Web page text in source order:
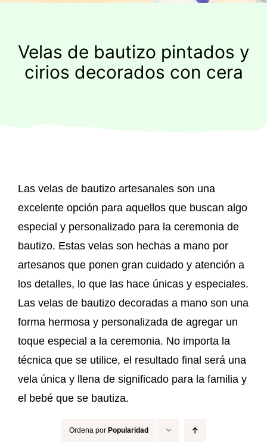
Velas Bodas
Contacto
Velas de bautizo pintados y
cirios decorados con cera
Las velas de bautizo artesanales son una
excelente opción para aquellos que buscan algo
especial y personalizado para la ceremonia de
bautizo. Estas velas son hechas a mano por
artesanos que ponen gran cuidado y atención a
los detalles, lo que las hace únicas y especiales.
Las velas de bautizo decoradas a mano son una
forma hermosa y personalizada de agregar un
toque especial a la ceremonia. No importa la
técnica que se utilice, el resultado final será una
vela única y llena de significado para la familia y
el bebé que se bautiza.
Ordena por Popularidad